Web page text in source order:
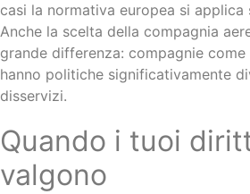
casi la normativa europea si applica
Anche la scelta della compagnia
grande differenza: compagnie come
hanno politiche significativamente
disservizi.
Quando i tuoi
valgono